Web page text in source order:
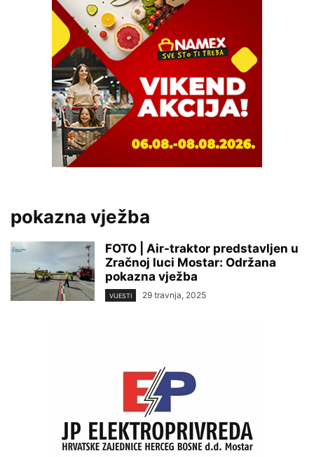
pokazna vježba
FOTO | Air-traktor predstavljen u
Zračnoj luci Mostar: Održana
pokazna vježba
VIJESTI 29 travnja, 2025